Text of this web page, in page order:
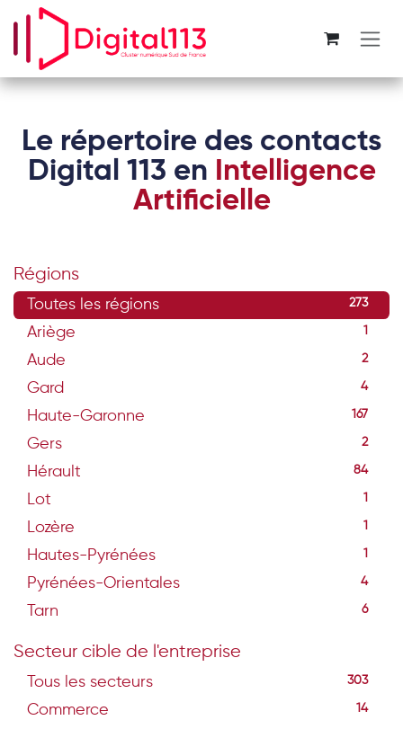
Se rendre au contenu
Le répertoire des contacts
Digital 113 en Intelligence
Artificielle
Régions
Toutes les régions 273
Ariège 1
Aude 2
Gard 4
Haute-Garonne 167
Gers 2
Hérault 84
Lot 1
Lozère 1
Hautes-Pyrénées 1
Pyrénées-Orientales 4
Tarn 6
Secteur cible de l'entreprise
Tous les secteurs 303
Commerce 14